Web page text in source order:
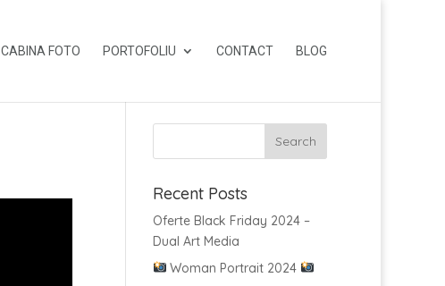
CABINA FOTO PORTOFOLIU CONTACT BLOG
Recent Posts
Oferte Black Friday 2024 –
Dual Art Media
Woman Portrait 2024